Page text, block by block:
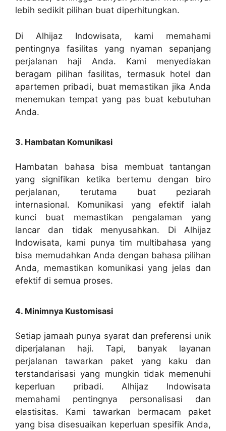
lebih sedikit pilihan buat diperhitungkan.
Di Alhijaz Indowisata, kami memahami
pentingnya fasilitas yang nyaman sepanjang
perjalanan haji Anda. Kami menyediakan
beragam pilihan fasilitas, termasuk hotel dan
apartemen pribadi, buat memastikan jika Anda
menemukan tempat yang pas buat kebutuhan
Anda.
3. Hambatan Komunikasi
Hambatan bahasa bisa membuat tantangan
yang signifikan ketika bertemu dengan biro
perjalanan, terutama buat peziarah
internasional. Komunikasi yang efektif ialah
kunci buat memastikan pengalaman yang
lancar dan tidak menyusahkan. Di Alhijaz
Indowisata, kami punya tim multibahasa yang
bisa memudahkan Anda dengan bahasa pilihan
Anda, memastikan komunikasi yang jelas dan
efektif di semua proses.
4. Minimnya Kustomisasi
Setiap jamaah punya syarat dan preferensi unik
diperjalanan haji. Tapi, banyak layanan
perjalanan tawarkan paket yang kaku dan
terstandarisasi yang mungkin tidak memenuhi
keperluan pribadi. Alhijaz Indowisata
memahami pentingnya personalisasi dan
elastisitas. Kami tawarkan bermacam paket
yang bisa disesuaikan keperluan spesifik Anda,